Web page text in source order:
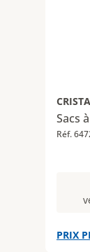
Sacs
Réf.
PRIX